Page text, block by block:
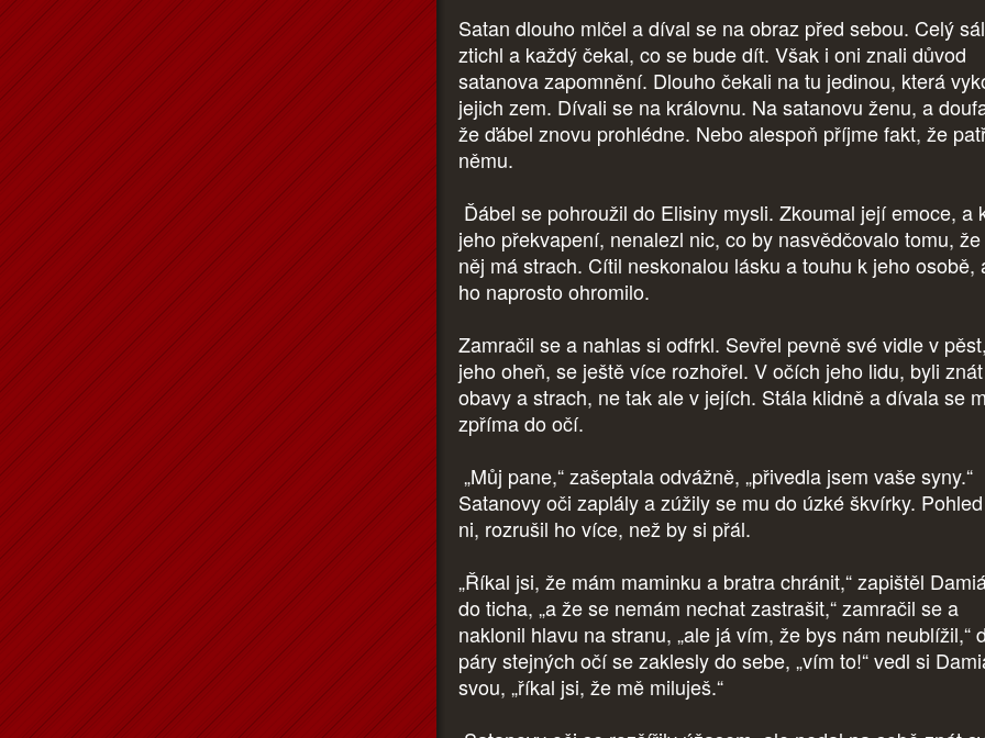
Satan dlouho mlčel a díval se na obraz před sebou. Celý sál
ztichl a každý čekal, co se bude dít. Však i oni znali důvod
satanova zapomnění. Dlouho čekali na tu jedinou, která
jejich zem. Dívali se na královnu. Na satanovu ženu, a
že ďábel znovu prohlédne. Nebo alespoň příjme fakt, že
němu.
Ďábel se pohroužil do Elisiny mysli. Zkoumal její emoce, a
jeho překvapení, nenalezl nic, co by nasvědčovalo tomu, že
něj má strach. Cítil neskonalou lásku a touhu k jeho osobě,
ho naprosto ohromilo.
Zamračil se a nahlas si odfrkl. Sevřel pevně své vidle v
jeho oheň, se ještě více rozhořel. V očích jeho lidu, byli znát
obavy a strach, ne tak ale v jejích. Stála klidně a dívala se
zpříma do očí.
„Můj pane,“ zašeptala odvážně, „přivedla jsem vaše syny.“
Satanovy oči zaplály a zúžily se mu do úzké škvírky.
ni, rozrušil ho více, než by si přál.
„Říkal jsi, že mám maminku a bratra chránit,“ zapištěl
do ticha, „a že se nemám nechat zastrašit,“ zamračil se a
naklonil hlavu na stranu, „ale já vím, že bys nám neublížil,“
páry stejných očí se zaklesly do sebe, „vím to!“ vedl si
svou, „říkal jsi, že mě miluješ.“